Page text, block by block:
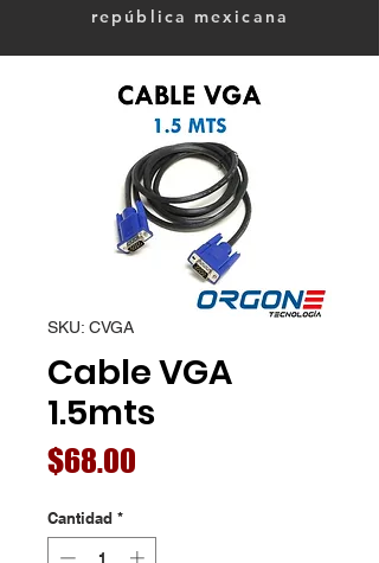
república mexicana
SKU: CVGA
Cable VGA
1.5mts
$68.00
Cantidad *